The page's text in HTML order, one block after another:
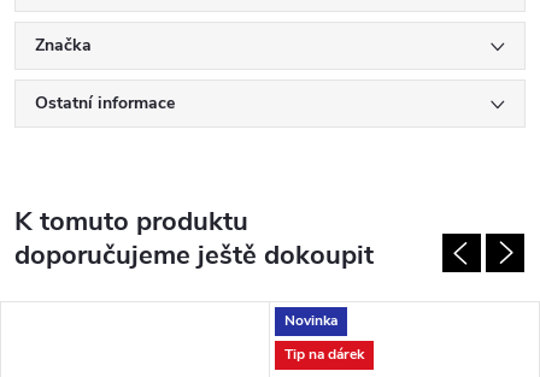
Značka
Ostatní informace
K tomuto produktu
doporučujeme ještě dokoupit
Novinka
Tip na dárek